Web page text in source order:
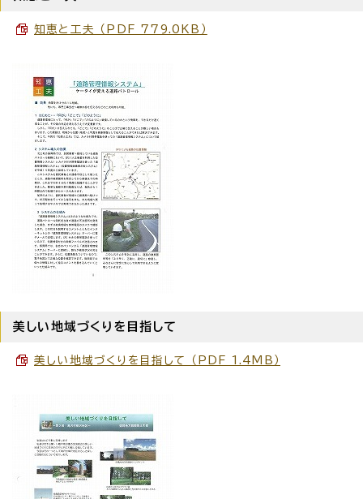
知恵と工夫 （PDF 779.0KB）
美しい地域づくりを目指して
美しい地域づくりを目指して （PDF 1.4MB）